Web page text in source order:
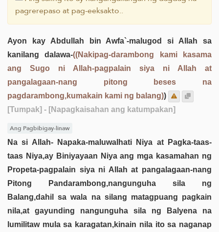
pagrerepaso at pag-eeksakto..
Ayon kay Abdullah bin Awfa`-malugod si Allah sa
kanilang dalawa-((Nakipag-darambong kami kasama
ang Sugo ni Allah-pagpalain siya ni Allah at
pangalagaan-nang pitong beses na
pagdarambong,kumakain kami ng balang))
[Tumpak] - [Napagkaisahan ang katumpakan]
Ang Pagbibigay-linaw
Na si Allah- Napaka-maluwalhati Niya at Pagka-taas-
taas Niya,ay Biniyayaan Niya ang mga kasamahan ng
Propeta-pagpalain siya ni Allah at pangalagaan-nang
Pitong Pandarambong,nangunguha sila ng
Balang,dahil sa wala na silang matagpuang pagkain
nila,at gayunding nangunguha sila ng Balyena na
lumilitaw mula sa karagatan,kinain nila ito sa naganap